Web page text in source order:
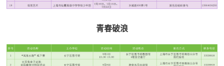
青春破浪